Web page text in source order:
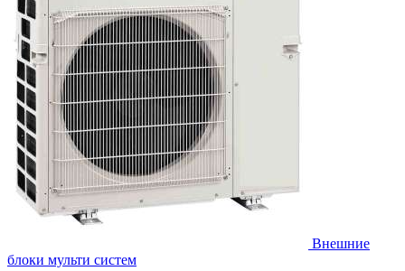
Внешние
блоки мульти систем